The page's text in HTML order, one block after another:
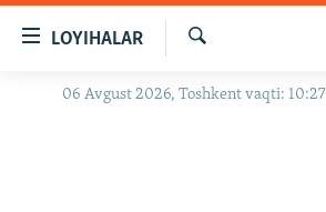
Бош
LOYIHALAR
OZODLIK SURISHTIRUVLARI
Излаш
06 Avgust 2026, Toshkent vaqti: 10:27